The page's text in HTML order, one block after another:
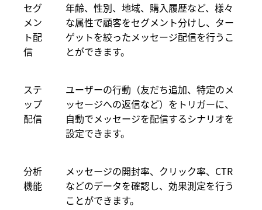
セグ
メン
ト配
信
年齢、性別、地域、購入履歴など、様々
な属性で顧客をセグメント分けし、ター
ゲットを絞ったメッセージ配信を行うこ
とができます。
ステ
ップ
配信
ユーザーの行動（友だち追加、特定のメ
ッセージへの返信など）をトリガーに、
自動でメッセージを配信するシナリオを
設定できます。
分析
機能
メッセージの開封率、クリック率、CTR
などのデータを確認し、効果測定を行う
ことができます。